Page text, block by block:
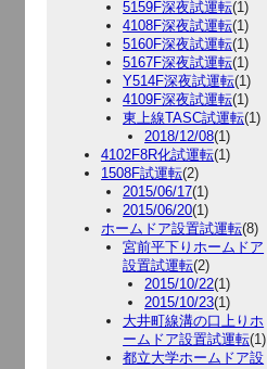
5159F深夜試運転(1)
4108F深夜試運転(1)
5160F深夜試運転(1)
5167F深夜試運転(1)
Y514F深夜試運転(1)
4109F深夜試運転(1)
東上線TASC試運転(1)
2018/12/08(1)
4102F8R化試運転(1)
1508F試運転(2)
2015/06/17(1)
2015/06/20(1)
ホームドア設置試運転(8)
宮前平下りホームドア
設置試運転(2)
2015/10/22(1)
2015/10/23(1)
大井町線溝の口上りホ
ームドア設置試運転(1)
都立大学ホームドア設